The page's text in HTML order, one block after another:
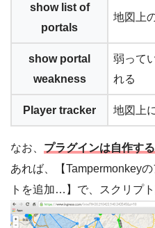
show list of
portals
地図上
show portal
weakness
弱って
れる
Player tracker 地図上
なお、 プラグインは自作す
あれば、【Tampermonkey
トを追加…】で、スクリプ